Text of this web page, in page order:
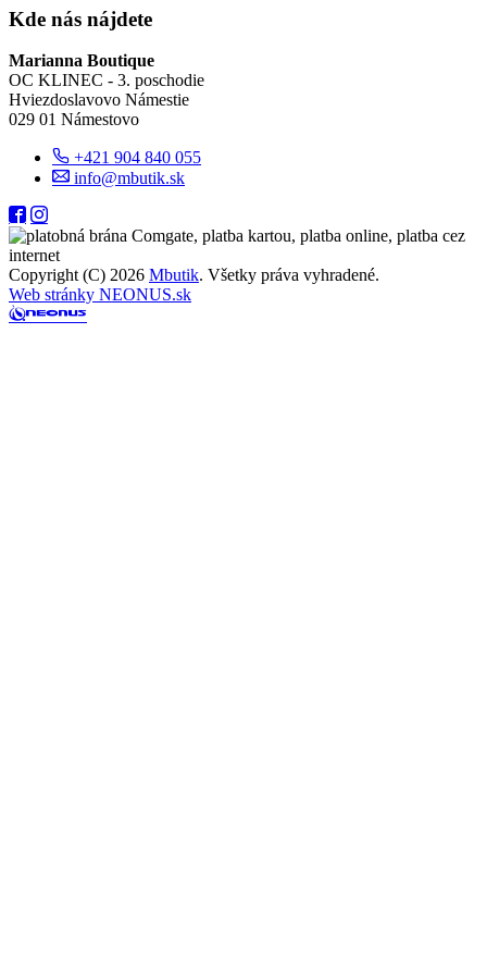
Kde nás nájdete
Marianna Boutique
OC KLINEC - 3. poschodie
Hviezdoslavovo Námestie
029 01 Námestovo
+421 904 840 055
info@mbutik.sk
Copyright (C) 2026 Mbutik. Všetky práva vyhradené.
Web stránky NEONUS.sk